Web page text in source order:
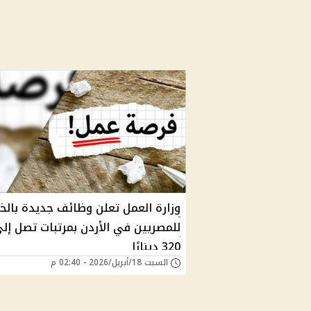
وزارة العمل تعلن وظائف جديدة
للمصريين في الأردن بمرتبات تصل
320 دينارًا
السبت 18/أبريل/2026 - 02:40 م